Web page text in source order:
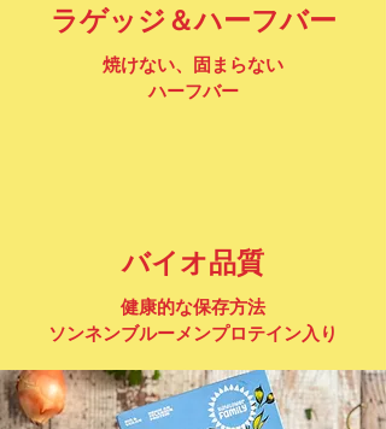
ラゲッジ＆ハーフバー
焼けない、固まらない
ハーフバー
バイオ品質
健康的な保存方法
ソンネンブルーメンプロテイン入り